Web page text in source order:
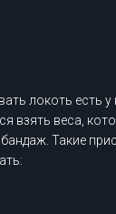
локоть есть
взять веса,
Такие